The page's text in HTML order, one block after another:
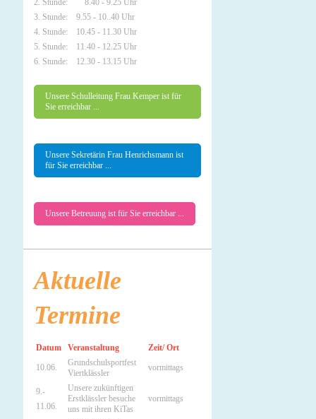
2. Stunde: 8.40 - 9.25 Uhr
3. Stunde: 9.55 - 10..40 Uhr
4. Stunde: 10.45 - 11.30 Uhr
5. Stunde: 11.40 - 12.25 Uhr
6. Stunde: 12.30 - 13.15 Uhr
Unsere Schulleitung Frau Kemper ist für
Sie erreichbar ...
Unsere Sekretärin Frau Henrichsmann ist
für Sie erreichbar ...
Unsere Betreuung ist für Sie erreichbar ...
Aktuelle
Termine
Datum Veranstaltung Zeit/ Ort
10.06.
Grundschulsportfest
Viertklässler
vormittags
9.-
11.06.
Unsere zukünftigen
Erstklässler besuche
uns mit ihren KiTas
vormittags